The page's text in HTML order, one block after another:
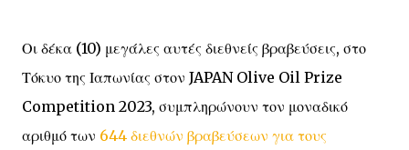
Οι δέκα (10) μεγάλες αυτές διεθνείς βραβεύσεις, στο
Τόκυο της Ιαπωνίας στον JAPAN Olive Oil Prize
Competition 2023, συμπληρώνουν τον μοναδικό
αριθμό των 644 διεθνών βραβεύσεων για τους